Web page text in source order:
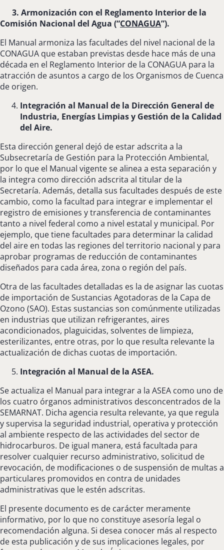
3. Armonización con el Reglamento Interior de la
Comisión Nacional del Agua (“CONAGUA”).
El Manual armoniza las facultades del nivel nacional de la
CONAGUA que estaban previstas desde hace más de una
década en el Reglamento Interior de la CONAGUA para la
atracción de asuntos a cargo de los Organismos de Cuenca
de origen.
Integración al Manual de la Dirección General de
Industria, Energías Limpias y Gestión de la Calidad
del Aire.
Esta dirección general dejó de estar adscrita a la
Subsecretaría de Gestión para la Protección Ambiental,
por lo que el Manual vigente se alinea a esta separación y
la integra como dirección adscrita al titular de la
Secretaría. Además, detalla sus facultades después de este
cambio, como la facultad para integrar e implementar el
registro de emisiones y transferencia de contaminantes
tanto a nivel federal como a nivel estatal y municipal. Por
ejemplo, que tiene facultades para determinar la calidad
del aire en todas las regiones del territorio nacional y para
aprobar programas de reducción de contaminantes
diseñados para cada área, zona o región del país.
Otra de las facultades detalladas es la de asignar las cuotas
de importación de Sustancias Agotadoras de la Capa de
Ozono (SAO). Estas sustancias son comúnmente utilizadas
en industrias que utilizan refrigerantes, aires
acondicionados, plaguicidas, solventes de limpieza,
esterilizantes, entre otras, por lo que resulta relevante la
actualización de dichas cuotas de importación.
Integración al Manual de la ASEA.
Se actualiza el Manual para integrar a la ASEA como uno de
los cuatro órganos administrativos desconcentrados de la
SEMARNAT. Dicha agencia resulta relevante, ya que regula
y supervisa la seguridad industrial, operativa y protección
al ambiente respecto de las actividades del sector de
hidrocarburos. De igual manera, está facultada para
resolver cualquier recurso administrativo, solicitud de
revocación, de modificaciones o de suspensión de multas a
particulares promovidos en contra de unidades
administrativas que le estén adscritas.
El presente documento es de carácter meramente
informativo, por lo que no constituye asesoría legal o
recomendación alguna. Si desea conocer más al respecto
de esta publicación y de sus implicaciones legales, por